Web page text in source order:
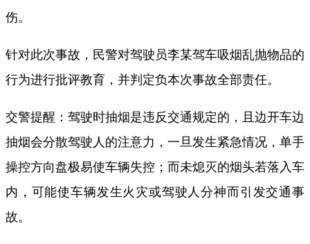
伤。
针对此次事故，民警对驾驶员李某驾车吸烟乱抛物品的
行为进行批评教育，并判定负本次事故全部责任。
交警提醒：驾驶时抽烟是违反交通规定的，且边开车边
抽烟会分散驾驶人的注意力，一旦发生紧急情况，单手
操控方向盘极易使车辆失控；而未熄灭的烟头若落入车
内，可能使车辆发生火灾或驾驶人分神而引发交通事
故。